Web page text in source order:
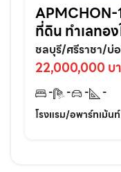
APMCHON-
ที่ดิน ทำเลทอ
ศรีราชา ติดแห
อดทันที!
ชลบุรี/ศรีราชา/บ่
22,000,000 บ
- - -
-
โรงแรม/อพาร์ทเม้นท์